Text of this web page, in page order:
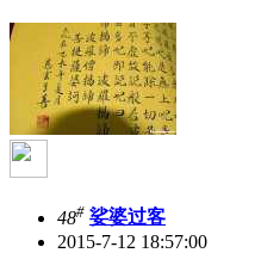
48# 娑婆过客
2015-7-12 18:57:00